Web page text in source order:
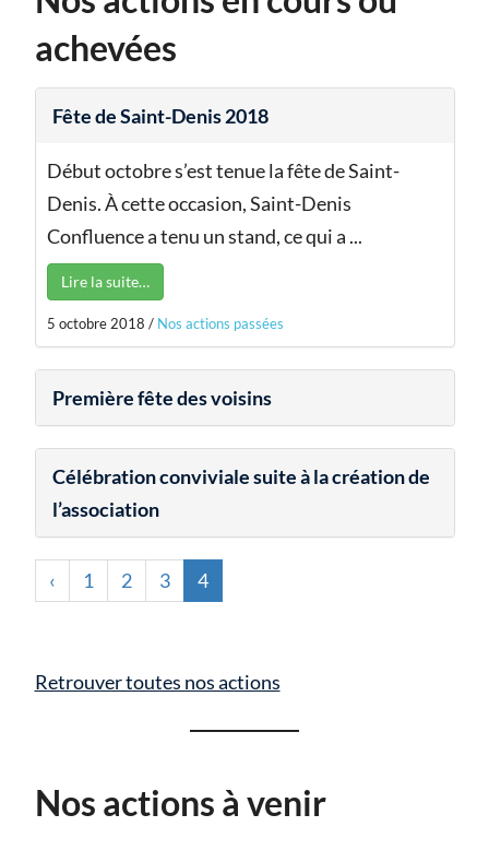
achevées
Fête de Saint-Denis 2018
Début octobre s’est tenue la fête de Saint-
Denis. À cette occasion, Saint-Denis
Confluence a tenu un stand, ce qui a ...
Lire la suite…
5 octobre 2018 / Nos actions passées
Première fête des voisins
Célébration conviviale suite à la création de
l’association
‹ 1 2 3 4
Retrouver toutes nos actions
Nos actions à venir